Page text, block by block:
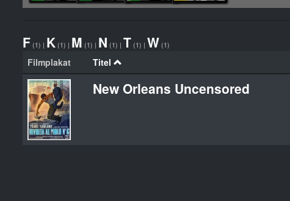
F (1) | K (1) | M (1) | N (1) | T (1) | W (1)
Filmplakat Titel
New Orleans Uncensored